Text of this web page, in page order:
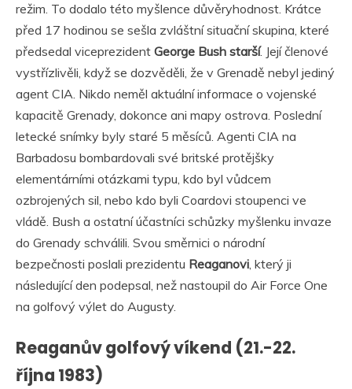
režim. To dodalo této myšlence důvěryhodnost. Krátce
před 17 hodinou se sešla zvláštní situační skupina, které
předsedal viceprezident George Bush starší. Její členové
vystřízlivěli, když se dozvěděli, že v Grenadě nebyl jediný
agent CIA. Nikdo neměl aktuální informace o vojenské
kapacitě Grenady, dokonce ani mapy ostrova. Poslední
letecké snímky byly staré 5 měsíců. Agenti CIA na
Barbadosu bombardovali své britské protějšky
elementárními otázkami typu, kdo byl vůdcem
ozbrojených sil, nebo kdo byli Coardovi stoupenci ve
vládě. Bush a ostatní účastníci schůzky myšlenku invaze
do Grenady schválili. Svou směrnici o národní
bezpečnosti poslali prezidentu Reaganovi, který ji
následující den podepsal, než nastoupil do Air Force One
na golfový výlet do Augusty.
Reaganův golfový víkend (21.-22.
října 1983)